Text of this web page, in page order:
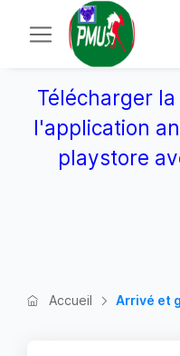
Télécharger
l'application
playstore
Accueil Arrivé et